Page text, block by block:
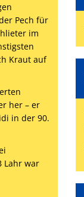
Pech für
im
Kraut auf
her – er
in der 90.
Lahr war